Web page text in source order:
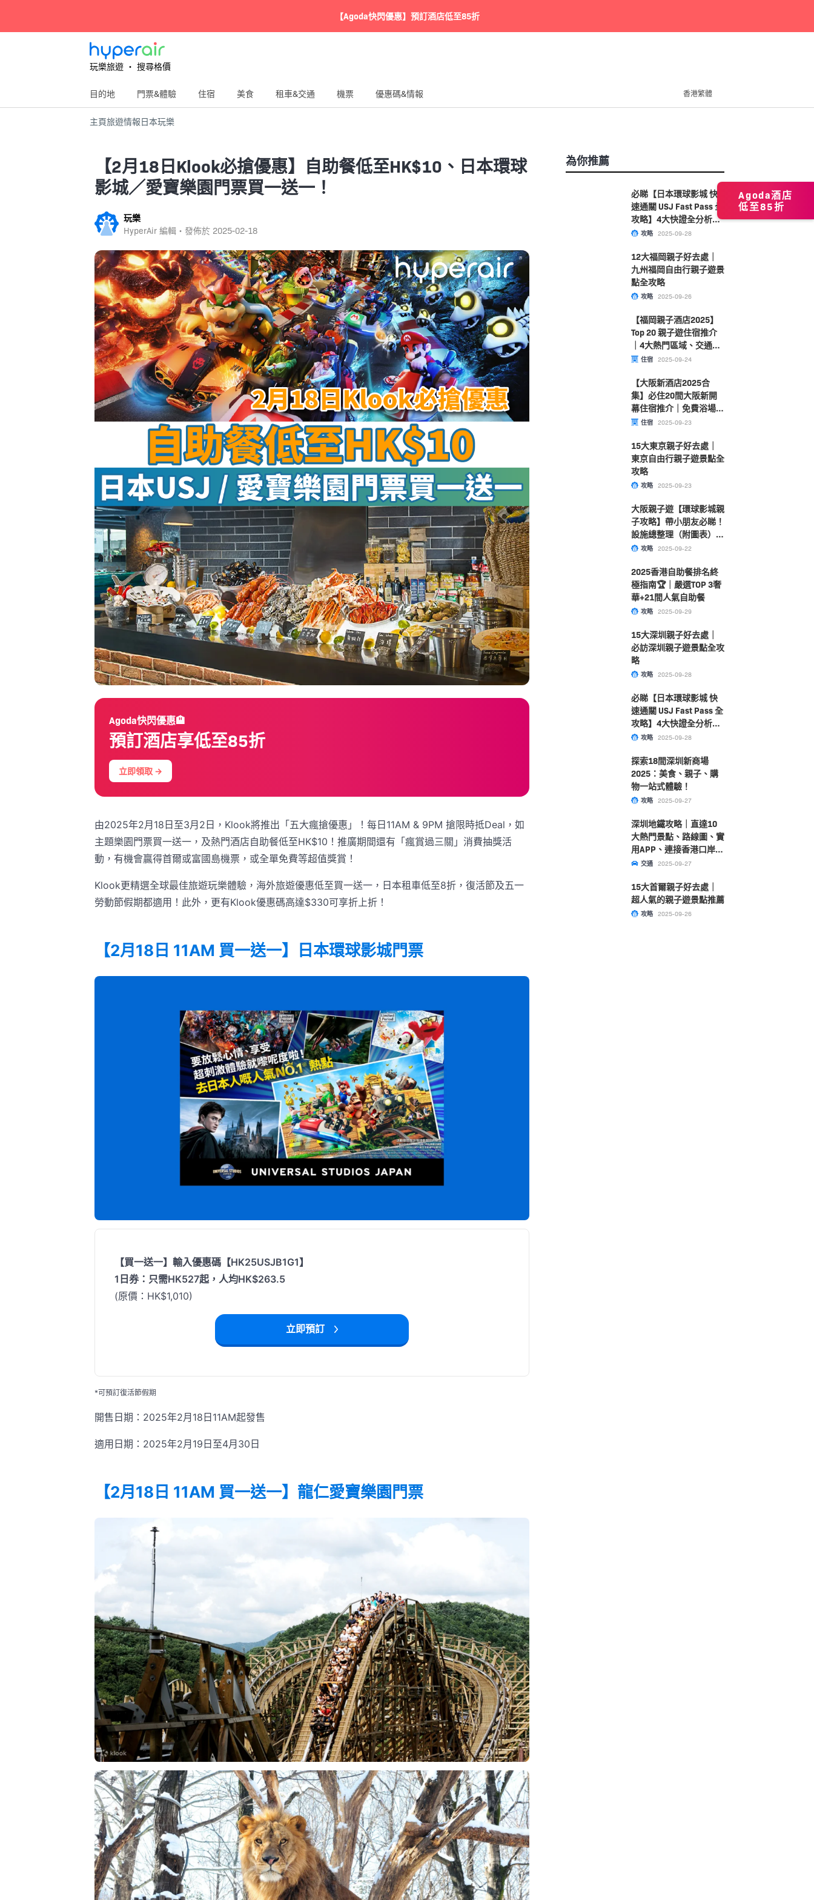
【Agoda快閃優惠】預訂酒店低至85折
玩樂旅遊 ‧ 搜尋格價
目的地 門票&體驗 住宿 美食 租車&交通 機票 優惠碼&情報 香港繁體
主頁旅遊情報日本玩樂
【2月18日Klook必搶優惠】自助餐低至HK$10、日本環球
影城／愛寶樂園門票買一送一！
玩樂
HyperAir 編輯・發佈於 2025-02-18
Agoda快閃優惠🏨
預訂酒店享低至85折
立即領取 →
由2025年2月18日至3月2日，Klook將推出「五大瘋搶優惠」！每日11AM & 9PM 搶限時抵Deal，如
主題樂園門票買一送一，及熱門酒店自助餐低至HK$10！推廣期間還有「瘋賞過三關」消費抽獎活
動，有機會贏得首爾或富國島機票，或全單免費等超值獎賞！
Klook更精選全球最佳旅遊玩樂體驗，海外旅遊優惠低至買一送一，日本租車低至8折，復活節及五一
勞動節假期都適用！此外，更有Klook優惠碼高達$330可享折上折！
【2月18日 11AM 買一送一】日本環球影城門票
【買一送一】輸入優惠碼【HK25USJB1G1】
1日券：只需HK527起，人均HK$263.5
(原價：HK$1,010)
立即預訂
*可預訂復活節假期
開售日期：2025年2月18日11AM起發售
適用日期：2025年2月19日至4月30日
【2月18日 11AM 買一送一】龍仁愛寶樂園門票
為你推薦
必睇【日本環球影城 快
速通關 USJ Fast Pass 全
攻略】4大快證全分析！
附購票及選擇指南大公
攻略 2025-09-28
12大福岡親子好去處｜
九州福岡自由行親子遊景
點全攻略
攻略 2025-09-26
【福岡親子酒店2025】
Top 20 親子遊住宿推介
｜4大熱門區域、交通方
便、CP值高選擇！
住宿 2025-09-24
【大阪新酒店2025合
集】必住20間大阪新開
幕住宿推介｜免費浴場、
海景、3分鐘直達心齋
住宿 2025-09-23
15大東京親子好去處｜
東京自由行親子遊景點全
攻略
攻略 2025-09-23
大阪親子遊【環球影城親
子攻略】帶小朋友必睇！
設施總整理（附圖表）
10大表演節目、設施、
攻略 2025-09-22
2025香港自助餐排名終
極指南🏆｜嚴選TOP 3奢
華+21間人氣自助餐
攻略 2025-09-29
15大深圳親子好去處｜
必訪深圳親子遊景點全攻
略
攻略 2025-09-28
必睇【日本環球影城 快
速通關 USJ Fast Pass 全
攻略】4大快證全分析！
附購票及選擇指南大公
攻略 2025-09-28
探索18間深圳新商場
2025：美食、親子、購
物一站式體驗！
攻略 2025-09-27
深圳地鐵攻略｜直達10
大熱門景點、路線圖、實
用APP、連接香港口岸一
文睇清！
交通 2025-09-27
15大首爾親子好去處｜
超人氣的親子遊景點推薦
攻略 2025-09-26
Agoda酒店
低至85折